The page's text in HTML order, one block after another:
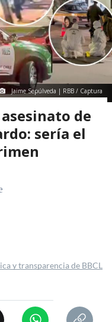
Jaime Sepúlveda | RBB / Captura
de
sería el
y transparencia de BBCL